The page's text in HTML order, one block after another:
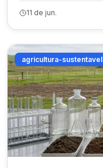
11 de jun.
agricultura-sustentavel